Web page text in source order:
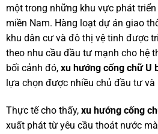
một trong những khu vực phát
miền Nam. Hàng loạt dự án giao
khu dân cư và đô thị vệ tinh được
theo nhu cầu đầu tư mạnh cho hệ
bối cảnh đó, xu hướng cống chữ U
lựa chọn được nhiều chủ đầu tư
Thực tế cho thấy, xu hướng cống
xuất phát từ yêu cầu thoát nước